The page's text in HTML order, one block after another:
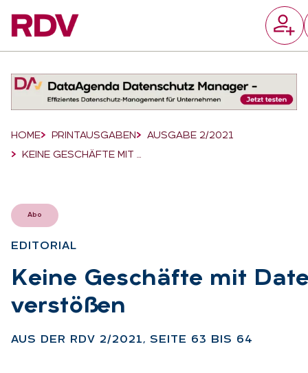
Breadcrumb-Navigation
HOME PRINTAUSGABEN
AUSGABE 2/2021
KEINE GESCHÄFTE MIT …
Abo
EDI­TO­RI­AL
:Kei­ne Ge­schäf­te mit
ver­stö­ßen
AUS DER RDV 2/2021, SEI­TE 63 BIS 64